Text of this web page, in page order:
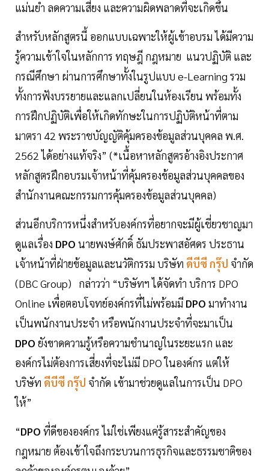
แม่นยำ ลดความเสี่ยง และความผิดพลาดที่จะเกิดขึ้น
สำหรับหลักสูตรนี้ ออกแบบเฉพาะให้ผู้เข้าอบรม ได้มีความ
รู้ความเข้าใจในหลักการ ทฤษฎี กฎหมาย แนวปฏิบัติ และ
กรณีศึกษา ผ่านการศึกษาทั้งในรูปแบบ e-Learning รวม
ทั้งการฟังบรรยายและแลกเปลี่ยนในห้องเรียน พร้อมทั้ง
การฝึกปฏิบัติเพื่อให้เกิดทักษะในการปฏิบัติหน้าที่ตาม
มาตรา 42 พระราชบัญญัติคุ้มครองข้อมูลส่วนบุคคล พ.ศ.
2562 ได้อย่างแท้จริง” (*เนื้อหาหลักสูตรอ้างอิงประกาศ
หลักสูตรฝึกอบรมเจ้าหน้าที่คุ้มครองข้อมูลส่วนบุคคลของ
สำนักงานคณะกรรมการคุ้มครองข้อมูลส่วนบุคคล)
ส่วนอีกบริการหนึ่งสำหรับองค์กรที่อยากจะมีผู้เชี่ยวชาญมา
ดูแลเรื่อง DPO นายพงษ์ศักดิ์ ธัมประพาสอัศดร ประธาน
เจ้าหน้าที่ฝ่ายข้อมูลและนวัติกรรม บริษัท ดีบีซี กรุ๊ป จำกัด
(DBC Group) กล่าวว่า “บริษัทฯ ได้จัดทำ บริการ DPO
Online เพื่อตอบโจทย์องค์กรที่ไม่พร้อมมี DPO มาทำงาน
เป็นพนักงานประจำ หรือพนักงานประจำที่จะมาเป็น
DPO ยังขาดความรู้หรือความชำนาญในระยะแรก และ
องค์กรไม่ต้องการเสี่ยงที่จะไม่มี DPO ในองค์กร แต่ให้
บริษัท ดีบีซี กรุ๊ป จำกัด เข้ามาช่วยดูแลในการเป็น DPO
ให้”
“DPO ที่ดีขององค์กร ไม่ใช่เพียงแค่รู้สาระสำคัญของ
กฎหมาย ต้องเข้าใจถึงกระบวนการธุรกิจและธรรมชาติของ